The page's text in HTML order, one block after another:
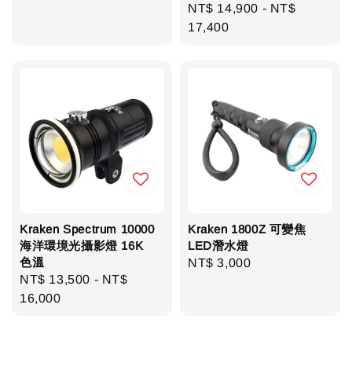
Regular
price
NT$ 14,900 - NT$
17,400
Kraken Spectrum 10000
海洋環境光攝影燈 16K
色溫
Regular
price
NT$ 13,500 - NT$
16,000
Kraken 1800Z 可變焦
LED潛水燈
Regular
NT$ 3,000